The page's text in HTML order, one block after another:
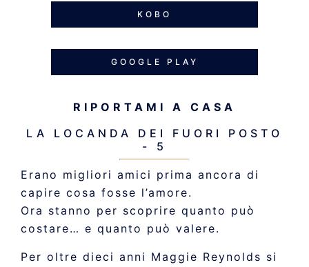
KOBO
GOOGLE PLAY
RIPORTAMI A CASA
LA LOCANDA DEI FUORI POSTO
- 5
Erano migliori amici prima ancora di
capire cosa fosse l’amore.
Ora stanno per scoprire quanto può
costare… e quanto può valere.
Per oltre dieci anni Maggie Reynolds si